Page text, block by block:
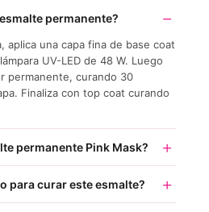
permanente?
aplica una capa fina de base coat
UV-LED de 48 W. Luego
permanente, curando 30
Finaliza con top coat curando
permanente Pink Mask?
para curar este esmalte?